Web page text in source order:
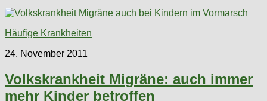
Häufige Krankheiten
24. November 2011
Volkskrankheit Migräne: auch immer
mehr Kinder betroffen